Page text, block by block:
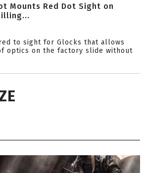
Mounts Red Dot Sight on
to sight for Glocks that allows
optics on the factory slide without